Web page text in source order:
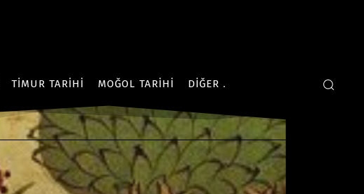
TIMUR TARIHI MOĞOL TARIHI DIĞER